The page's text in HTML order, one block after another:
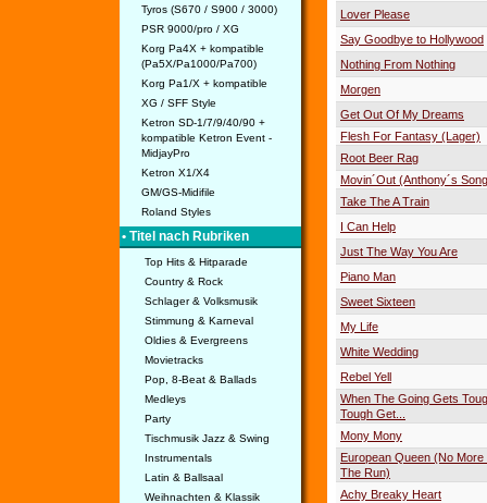
Tyros (S670 / S900 / 3000)
PSR 9000/pro / XG
Korg Pa4X + kompatible
(Pa5X/Pa1000/Pa700)
Korg Pa1/X + kompatible
XG / SFF Style
Ketron SD-1/7/9/40/90 +
kompatible Ketron Event -
MidjayPro
Ketron X1/X4
GM/GS-Midifile
Roland Styles
• Titel nach Rubriken
Top Hits & Hitparade
Country & Rock
Schlager & Volksmusik
Stimmung & Karneval
Oldies & Evergreens
Movietracks
Pop, 8-Beat & Ballads
Medleys
Party
Tischmusik Jazz & Swing
Instrumentals
Latin & Ballsaal
Weihnachten & Klassik
Lover Please
Say Goodbye to Hollywood
Nothing From Nothing
Morgen
Get Out Of My Dreams
Flesh For Fantasy (Lager)
Root Beer Rag
Movin´Out (Anthony´s
Take The A Train
I Can Help
Just The Way You Are
Piano Man
Sweet Sixteen
My Life
White Wedding
Rebel Yell
When The Going Gets
Tough Get...
Mony Mony
European Queen (No
The Run)
Achy Breaky Heart